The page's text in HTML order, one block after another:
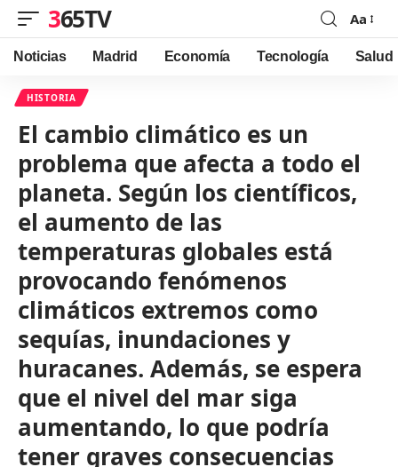
365TV
Font
Resizer
Aa
Noticias Madrid Economía Tecnología Salud
HISTORIA
El cambio climático es un
problema que afecta a todo el
planeta. Según los científicos,
el aumento de las
temperaturas globales está
provocando fenómenos
climáticos extremos como
sequías, inundaciones y
huracanes. Además, se espera
que el nivel del mar siga
aumentando, lo que podría
tener graves consecuencias